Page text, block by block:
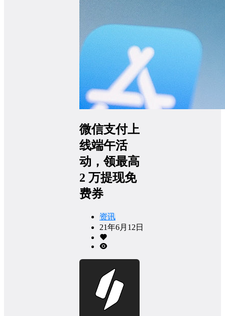
微信支付上
线端午活
动，领最高
2 万提现免
费券
资讯
21年6月12日